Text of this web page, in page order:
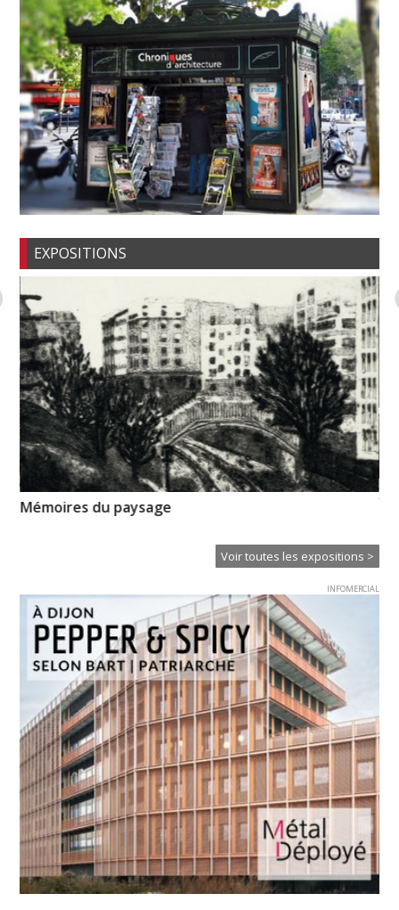
EXPOSITIONS
Mémoires du paysage
Voir toutes les expositions >
INFOMERCIAL